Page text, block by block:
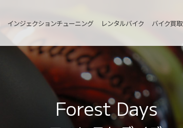
インジェクションチューニング レンタルバイク バイク買取
Forest Days